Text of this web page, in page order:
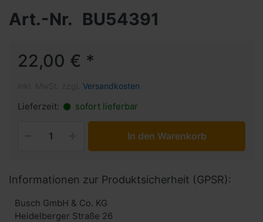
Art.-Nr. BU54391
22,00 € *
Versandkosten
Lieferzeit: sofort lieferbar
In den Warenkorb
Informationen zur Produktsicherheit (GPSR):
Busch GmbH & Co. KG
Heidelberger Straße 26